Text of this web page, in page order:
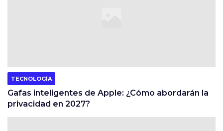
TECNOLOGÍA
Gafas inteligentes de Apple: ¿Cómo abordarán la
privacidad en 2027?